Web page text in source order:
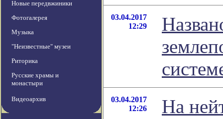
Новые передвжиники
Фотогалерея
Музыка
"Неизвестные" музеи
Риторика
Русские храмы и
монастыри
Видеоархив
03.04.2017
12:29
03.04.2017
12:26
На